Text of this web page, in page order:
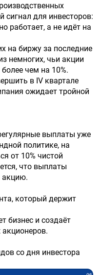
для инвесторов:
работает, а не идёт на
на биржу за последние
немногих, чьи акции
чем на 10%.
в IV квартале
ожидает тройной
выплаты уже
политике, на
от 10% чистой
что выплаты
акцию.
который держит
бизнес и создаёт
со дня инвестора